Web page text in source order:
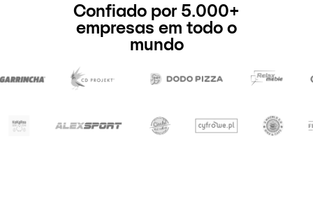
Confiado por 5.000+
empresas em todo o
mundo